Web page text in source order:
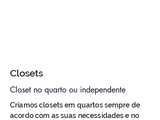
Closets
Closet no quarto ou independente
Criamos closets em quartos sempre de
acordo com as suas necessidades e no